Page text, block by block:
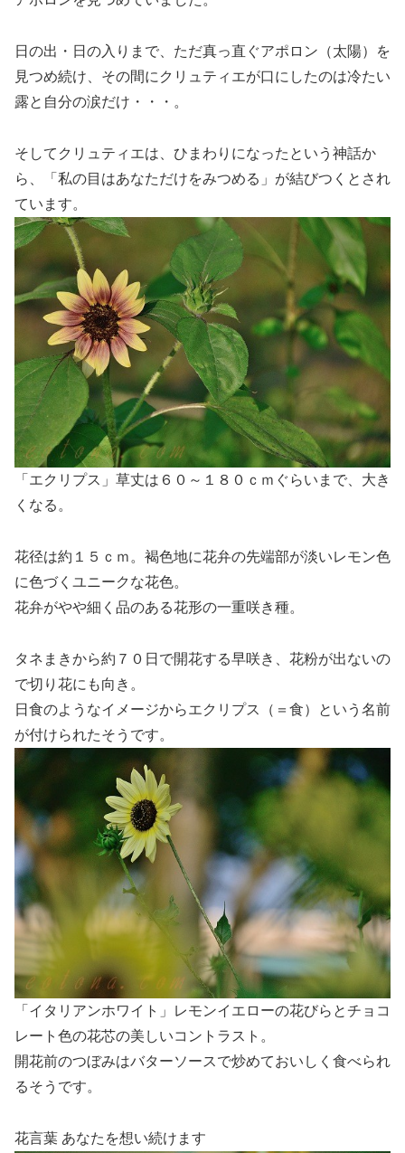
日の出・日の入りまで、ただ真っ直ぐアポロン（太陽）を
見つめ続け、その間にクリュティエが口にしたのは冷たい
露と自分の涙だけ・・・。
そしてクリュティエは、ひまわりになったという神話か
ら、「私の目はあなただけをみつめる」が結びつくとされ
ています。
「エクリプス」草丈は６０～１８０ｃｍぐらいまで、大き
くなる。
花径は約１５ｃｍ。褐色地に花弁の先端部が淡いレモン色
に色づくユニークな花色。
花弁がやや細く品のある花形の一重咲き種。
タネまきから約７０日で開花する早咲き、花粉が出ないの
で切り花にも向き。
日食のようなイメージからエクリプス（＝食）という名前
が付けられたそうです。
「イタリアンホワイト」レモンイエローの花びらとチョコ
レート色の花芯の美しいコントラスト。
開花前のつぼみはバターソースで炒めておいしく食べられ
るそうです。
花言葉 あなたを想い続けます